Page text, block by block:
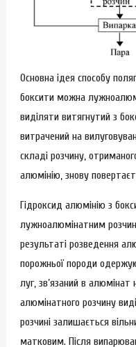
Основна ідея способу
боксити можна
виділяти витягнутий з
витрачений на
складі розчину,
алюмінію, знову
Гідроксид алюмінію з
лужноалюмінатним
результаті розведення
порожньої породи
луг, зв’язаний в алюмінат
алюмінатного розчину
розчині залишається
матковим. Після